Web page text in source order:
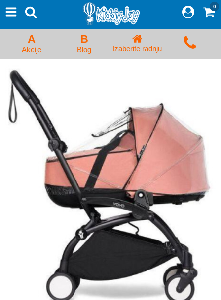
Proizvodi
Početna Prijava/Registracija
Kolica za bebe i dečija kolica
Auto sedišta za decu i bebe
Kreveci, ljuljaške i ležaljke
Kadice, noše i adapteri
Hranilice, flašice i cucle
Monitori, Ogradice i tricikli
Posteljine, vrećice i baldahini
Igračke za bebe i decu
0
A
Akcije
B
Blog Izaberite radnju